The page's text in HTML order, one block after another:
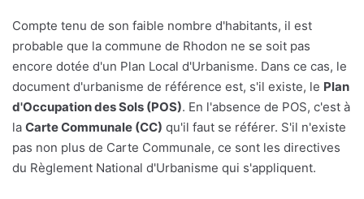
Compte tenu de son faible nombre d'habitants, il est
probable que la commune de Rhodon ne se soit pas
encore dotée d'un Plan Local d'Urbanisme. Dans ce cas, le
document d'urbanisme de référence est, s'il existe, le Plan
d'Occupation des Sols (POS). En l'absence de POS, c'est à
la Carte Communale (CC) qu'il faut se référer. S'il n'existe
pas non plus de Carte Communale, ce sont les directives
du Règlement National d'Urbanisme qui s'appliquent.